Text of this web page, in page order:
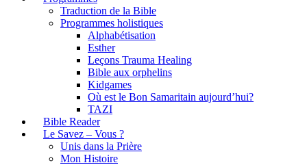
Traduction de la Bible
Programmes holistiques
Alphabétisation
Esther
Leçons Trauma Healing
Bible aux orphelins
Kidgames
Où est le Bon Samaritain aujourd’hui?
TAZI
Bible Reader
Le Savez – Vous ?
Unis dans la Prière
Mon Histoire